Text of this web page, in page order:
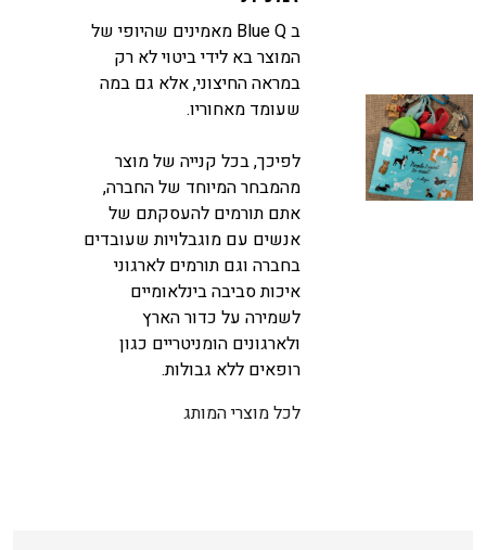
ב Blue Q מאמינים שהיופי של
המוצר בא לידי ביטוי לא רק
במראה החיצוני, אלא גם במה
שעומד מאחוריו.
לפיכך, בכל קנייה של מוצר
מהמבחר המיוחד של החברה,
אתם תורמים להעסקתם של
אנשים עם מוגבלויות שעובדים
בחברה וגם תורמים לארגוני
איכות סביבה בינלאומיים
לשמירה על כדור הארץ
ולארגונים הומניטריים כגון
רופאים ללא גבולות.
לכל מוצרי המותג